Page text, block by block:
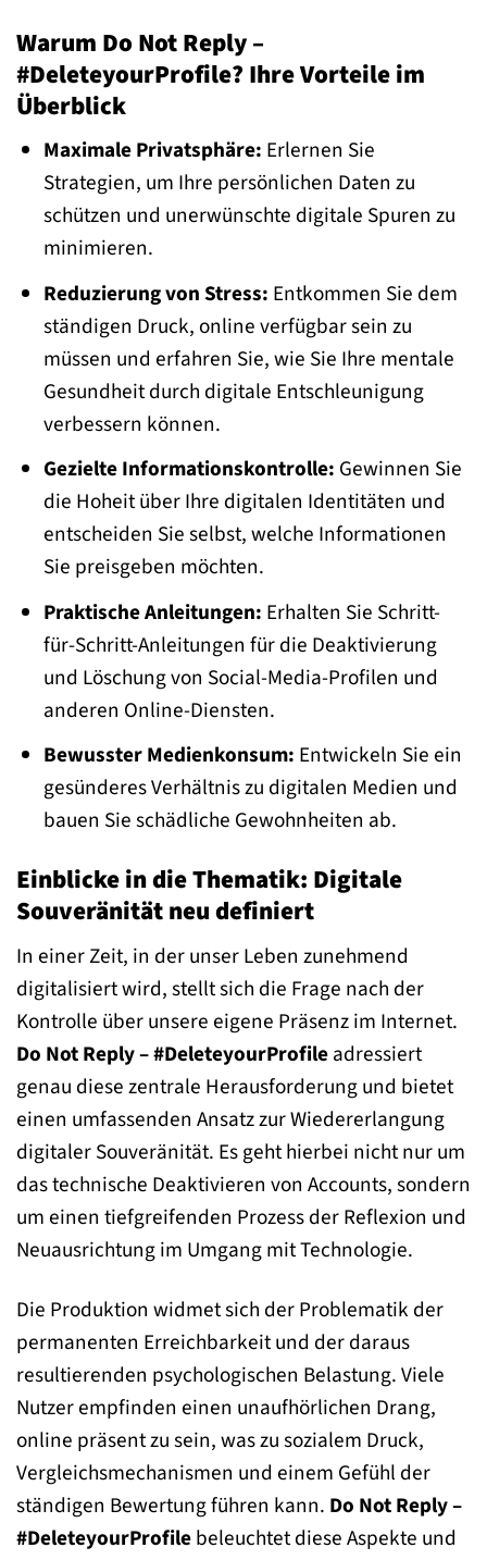
Warum Do Not Reply –
#DeleteyourProfile? Ihre Vorteile im
Überblick
Maximale Privatsphäre: Erlernen Sie
Strategien, um Ihre persönlichen Daten zu
schützen und unerwünschte digitale Spuren zu
minimieren.
Reduzierung von Stress: Entkommen Sie dem
ständigen Druck, online verfügbar sein zu
müssen und erfahren Sie, wie Sie Ihre mentale
Gesundheit durch digitale Entschleunigung
verbessern können.
Gezielte Informationskontrolle: Gewinnen Sie
die Hoheit über Ihre digitalen Identitäten und
entscheiden Sie selbst, welche Informationen
Sie preisgeben möchten.
Praktische Anleitungen: Erhalten Sie Schritt-
für-Schritt-Anleitungen für die Deaktivierung
und Löschung von Social-Media-Profilen und
anderen Online-Diensten.
Bewusster Medienkonsum: Entwickeln Sie ein
gesünderes Verhältnis zu digitalen Medien und
bauen Sie schädliche Gewohnheiten ab.
Einblicke in die Thematik: Digitale
Souveränität neu definiert
In einer Zeit, in der unser Leben zunehmend
digitalisiert wird, stellt sich die Frage nach der
Kontrolle über unsere eigene Präsenz im Internet.
Do Not Reply – #DeleteyourProfileadressiert
genau diese zentrale Herausforderung und bietet
einen umfassenden Ansatz zur Wiedererlangung
digitaler Souveränität. Es geht hierbei nicht nur um
das technische Deaktivieren von Accounts, sondern
um einen tiefgreifenden Prozess der Reflexion und
Neuausrichtung im Umgang mit Technologie.
Die Produktion widmet sich der Problematik der
permanenten Erreichbarkeit und der daraus
resultierenden psychologischen Belastung. Viele
Nutzer empfinden einen unaufhörlichen Drang,
online präsent zu sein, was zu sozialem Druck,
Vergleichsmechanismen und einem Gefühl der
ständigen Bewertung führen kann. Do Not Reply –
#DeleteyourProfilebeleuchtet diese Aspekte und